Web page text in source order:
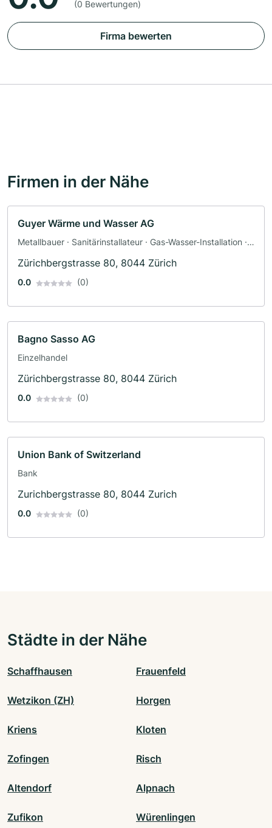
(0 Bewertungen)
Firma bewerten
Firmen in der Nähe
Guyer Wärme und Wasser AG
Metallbauer · Sanitärinstallateur · Gas-Wasser-Installation ·
Zürichbergstrasse 80, 8044 Zürich
0.0 (0)
Bagno Sasso AG
Einzelhandel
Zürichbergstrasse 80, 8044 Zürich
0.0 (0)
Union Bank of Switzerland
Bank
Zurichbergstrasse 80, 8044 Zurich
0.0 (0)
Städte in der Nähe
Schaffhausen Frauenfeld
Wetzikon (ZH) Horgen
Kriens Kloten
Zofingen Risch
Altendorf Alpnach
Zufikon Würenlingen